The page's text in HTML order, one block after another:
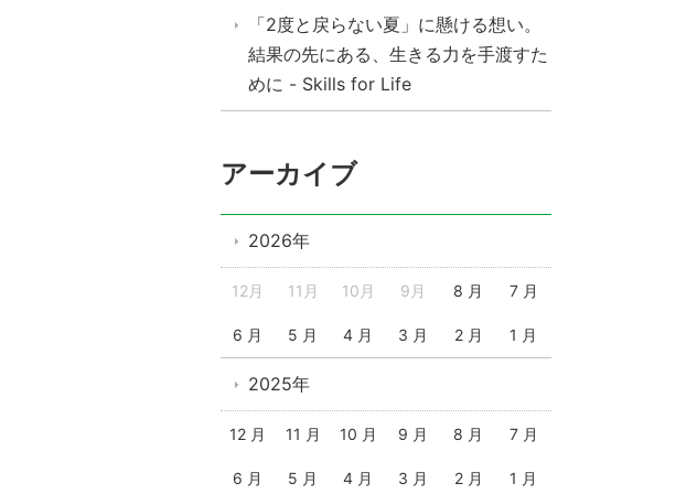
「2度と戻らない夏」に懸ける想い。
結果の先にある、生きる力を手渡すた
めに - Skills for Life
アーカイブ
2026年
12月 11月 10月 9月 8 月 7 月
6 月 5 月 4 月 3 月 2 月 1 月
2025年
12 月 11 月 10 月 9 月 8 月 7 月
6 月 5 月 4 月 3 月 2 月 1 月